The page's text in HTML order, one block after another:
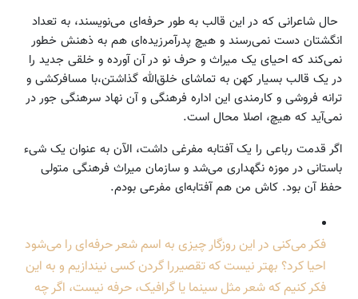
حال شاعرانی که در این قالب به طور حرفه‌ای می‌نویسند، به تعداد
انگشتان دست نمی‌رسند و هیچ پدرآمرزیده‌ای هم به ذهنش خطور
نمی‌کند که احیای یک میراث و حرف نو در آن آورده و خلقی جدید را
در یک قالب بسیار کهن به تماشای خلق‌الله گذاشتن،‌با مسافرکشی و
ترانه فروشی و کارمندی این اداره‌ فرهنگی و آن نهاد سرهنگی جور در
نمی‌آید که هیچ، اصلا محال است.
اگر قدمت رباعی را یک آفتابه مفرغی داشت، الآن به عنوان یک شیء
باستانی در موزه نگهداری می‌شد و سازمان میراث فرهنگی متولی
حفظ آن بود. کاش من هم آفتابه‌ای مفرعی بودم.
‌فکر می‌کنی در این روزگار چیزی به اسم شعر حرفه‌ای را می‌شود
احیا کرد؟ بهتر نیست که تقصیررا گردن کسی نیندازیم و به این
فکر کنیم که شعر مثل سینما یا گرافیک، حرفه نیست، اگر چه